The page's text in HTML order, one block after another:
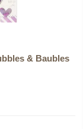
& Baubles